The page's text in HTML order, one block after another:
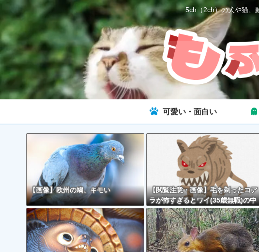
5ch（2ch）の犬や猫、
可愛い・面白い
【画像】欧州の鳩、キモい
【閲覧注意・画像】毛を剃ったコア
ラが怖すぎるとワイ(35歳無職)の中
で話題に